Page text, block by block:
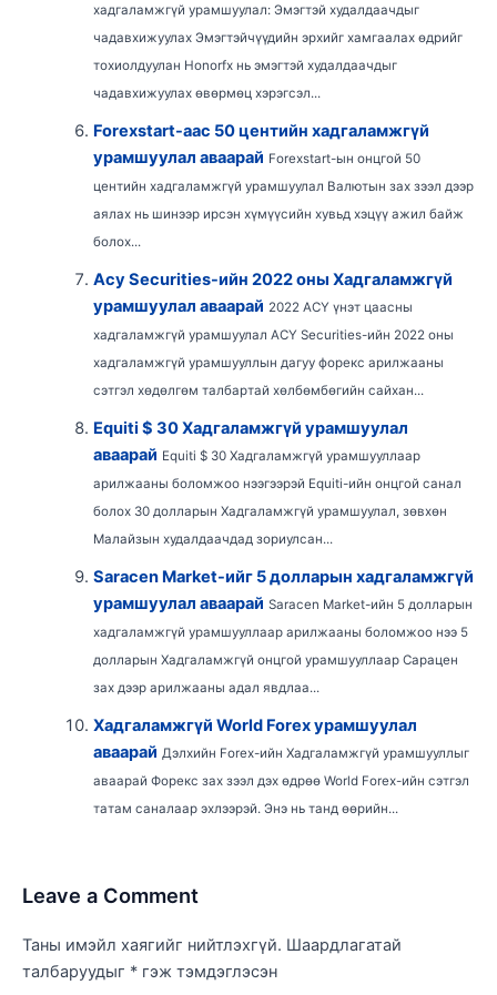
хадгаламжгүй урамшуулал: Эмэгтэй худалдаачдыг
чадавхижуулах Эмэгтэйчүүдийн эрхийг хамгаалах өдрийг
тохиолдуулан Honorfx нь эмэгтэй худалдаачдыг
чадавхижуулах өвөрмөц хэрэгсэл...
Forexstart-аас 50 центийн хадгаламжгүй
урамшуулал аваарай Forexstart-ын онцгой 50
центийн хадгаламжгүй урамшуулал Валютын зах зээл дээр
аялах нь шинээр ирсэн хүмүүсийн хувьд хэцүү ажил байж
болох...
Acy Securities-ийн 2022 оны Хадгаламжгүй
урамшуулал аваарай 2022 ACY үнэт цаасны
хадгаламжгүй урамшуулал ACY Securities-ийн 2022 оны
хадгаламжгүй урамшууллын дагуу форекс арилжааны
сэтгэл хөдөлгөм талбартай хөлбөмбөгийн сайхан...
Equiti $ 30 Хадгаламжгүй урамшуулал
аваарай Equiti $ 30 Хадгаламжгүй урамшууллаар
арилжааны боломжоо нээгээрэй Equiti-ийн онцгой санал
болох 30 долларын Хадгаламжгүй урамшуулал, зөвхөн
Малайзын худалдаачдад зориулсан...
Saracen Market-ийг 5 долларын хадгаламжгүй
урамшуулал аваарай Saracen Market-ийн 5 долларын
хадгаламжгүй урамшууллаар арилжааны боломжоо нээ 5
долларын Хадгаламжгүй онцгой урамшууллаар Сарацен
зах дээр арилжааны адал явдлаа...
Хадгаламжгүй World Forex урамшуулал
аваарай Дэлхийн Forex-ийн Хадгаламжгүй урамшууллыг
аваарай Форекс зах зээл дэх өдрөө World Forex-ийн сэтгэл
татам саналаар эхлээрэй. Энэ нь танд өөрийн...
Leave a Comment
Таны имэйл хаягийг нийтлэхгүй. Шаардлагатай
талбаруудыг * гэж тэмдэглэсэн